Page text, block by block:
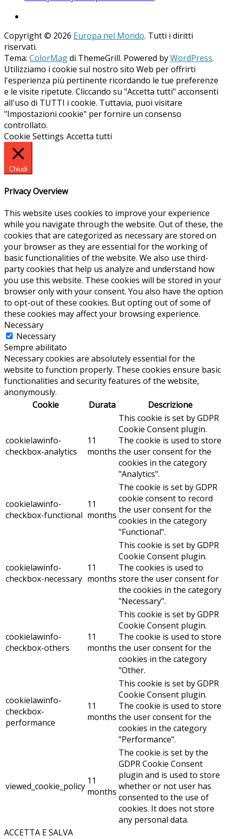
Copyright © 2026 Europa nel Mondo. Tutti i diritti
riservati.
Tema: ColorMagdi ThemeGrill. Powered byWordPress.
Utilizziamo i cookie sul nostro sito Web per offrirti
l'esperienza più pertinente ricordando le tue preferenze
e le visite ripetute. Cliccando su "Accetta tutti" acconsenti
all'uso di TUTTI i cookie. Tuttavia, puoi visitare
"Impostazioni cookie" per fornire un consenso
controllato.
Cookie Settings Accetta tutti
Chiudi
Privacy Overview
This website uses cookies to improve your experience
while you navigate through the website. Out of these, the
cookies that are categorized as necessary are stored on
your browser as they are essential for the working of
basic functionalities of the website. We also use third-
party cookies that help us analyze and understand how
you use this website. These cookies will be stored in your
browser only with your consent. You also have the option
to opt-out of these cookies. But opting out of some of
these cookies may affect your browsing experience.
Necessary
Necessary
Sempre abilitato
Necessary cookies are absolutely essential for the
website to function properly. These cookies ensure basic
functionalities and security features of the website,
anonymously.
Cookie
Durata Descrizione
cookielawinfo-
checkbox-analytics
11
months
This cookie is set by GDPR
Cookie Consent plugin.
The cookie is used to store
the user consent for the
cookies in the category
"Analytics".
cookielawinfo-
checkbox-functional
11
months
The cookie is set by GDPR
cookie consent to record
the user consent for the
cookies in the category
"Functional".
cookielawinfo-
checkbox-necessary
11
months
This cookie is set by GDPR
Cookie Consent plugin.
The cookies is used to
store the user consent for
the cookies in the category
"Necessary".
cookielawinfo-
checkbox-others
11
months
This cookie is set by GDPR
Cookie Consent plugin.
The cookie is used to store
the user consent for the
cookies in the category
"Other.
cookielawinfo-
checkbox-
performance
11
months
This cookie is set by GDPR
Cookie Consent plugin.
The cookie is used to store
the user consent for the
cookies in the category
"Performance".
viewed_cookie_policy 11
months
The cookie is set by the
GDPR Cookie Consent
plugin and is used to store
whether or not user has
consented to the use of
cookies. It does not store
any personal data.
ACCETTA E SALVA